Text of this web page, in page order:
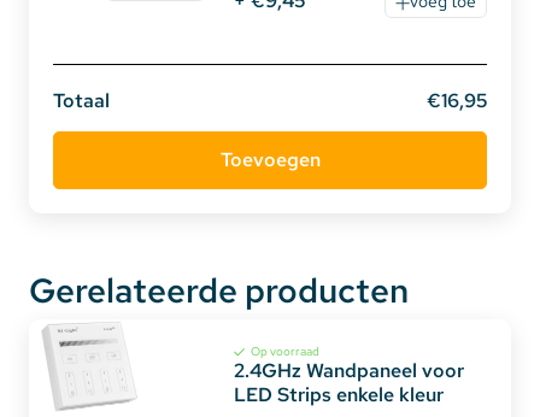
Toepassingen:
Onder uw keukenkastjes
In een open kast
Achter uw tv meubel
En waar u maar wenst!
Totaal €16,95
Gerelateerde producten
Op voorraad
2.4GHz Wandpaneel voor
LED Strips enkele kleur